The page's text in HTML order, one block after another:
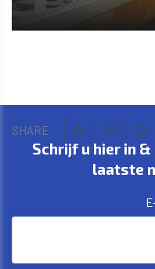
SHARE
Schrijf u hier in
laatste